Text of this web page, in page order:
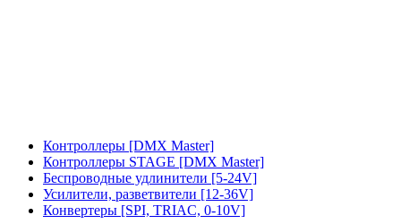
Контроллеры [DMX Master]
Контроллеры STAGE [DMX Master]
Беспроводные удлинители [5-24V]
Усилители, разветвители [12-36V]
Конвертеры [SPI, TRIAC, 0-10V]